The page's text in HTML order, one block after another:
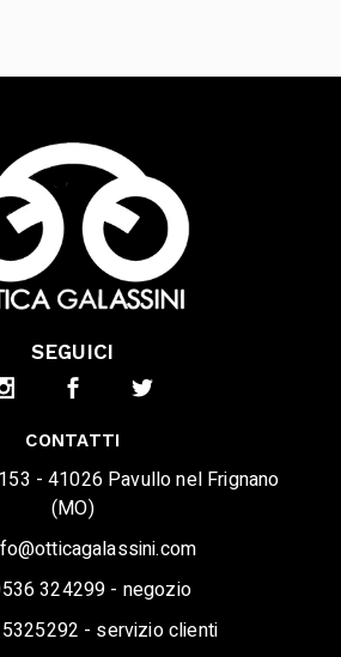
SEGUICI
CONTATTI
- 41026 Pavullo nel Frignano
(MO)
324299 - negozio
- servizio clienti